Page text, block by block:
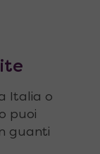
Italia o
puoi
guanti